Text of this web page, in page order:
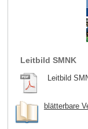
Leitbild SMNK
Leitbild
blätterbare